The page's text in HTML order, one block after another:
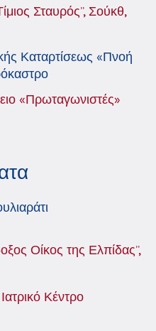
Σταυρός”, Σούκθ,
Καταρτίσεως «Πνοή
«Πρωταγωνιστές»
Οίκος της Ελπίδας”,
Κέντρο